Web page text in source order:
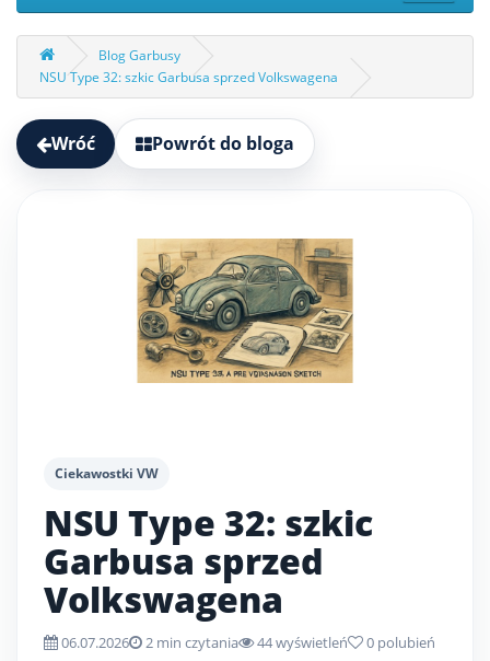
Blog Garbusy
NSU Type 32: szkic Garbusa sprzed Volkswagena
Wróć Powrót do bloga
Ciekawostki VW
NSU Type 32: szkic
Garbusa sprzed
Volkswagena
06.07.2026 2 min czytania 44 wyświetleń 0 polubień